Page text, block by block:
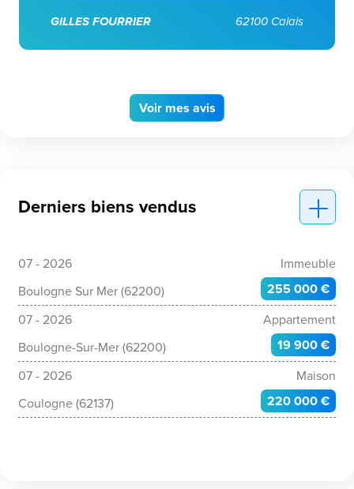
Voir mes avis
GILLES FOURRIER 62100 Calais
Derniers biens vendus
07 - 2026
Immeuble
Boulogne Sur Mer (62200)
255 000 €
07 - 2026
Appartement
Boulogne-Sur-Mer (62200)
19 900 €
07 - 2026
Maison
Coulogne (62137)
220 000 €